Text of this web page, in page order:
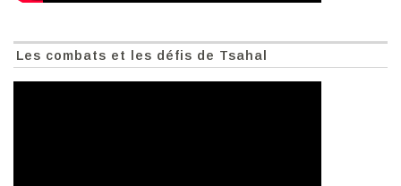
Les combats et les défis de Tsahal